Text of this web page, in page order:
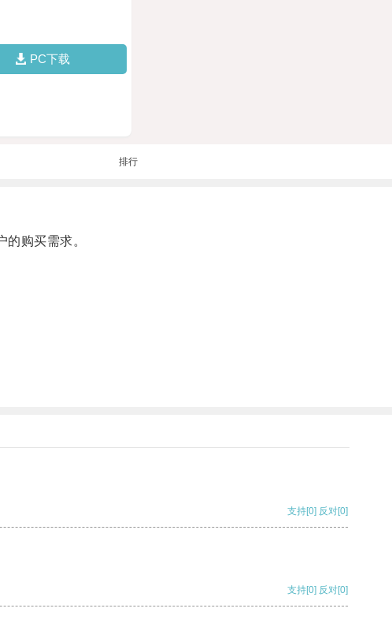
PC下载
排行
购买需求。
支持[0] 反对[0]
支持[0] 反对[0]